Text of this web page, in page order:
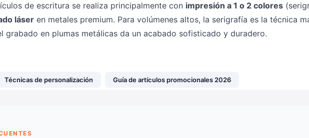
de escritura se realiza principalmente con impresión a 1 o 2 colores
láser en metales premium. Para volúmenes altos, la serigrafía es la técnica
grabado en plumas metálicas da un acabado sofisticado y duradero.
Técnicas de personalización Guía de artículos promocionales 2026